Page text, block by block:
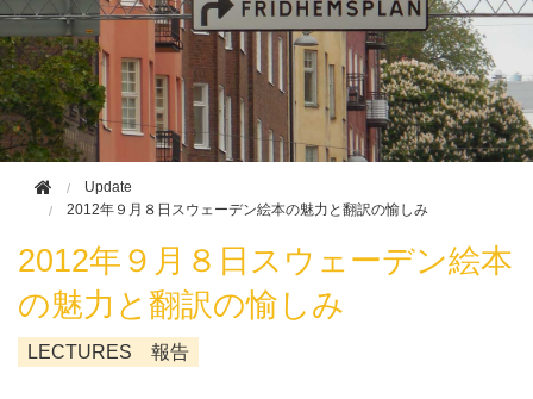
Update
2012年９月８日スウェーデン絵本の魅力と翻訳の愉しみ
2012年９月８日スウェーデン絵本
の魅力と翻訳の愉しみ
LECTURES 報告